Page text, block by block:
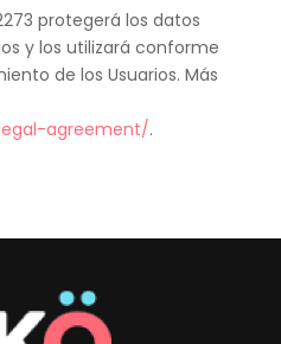
protegerá los datos
y los utilizará conforme
de los Usuarios. Más
agreement/.